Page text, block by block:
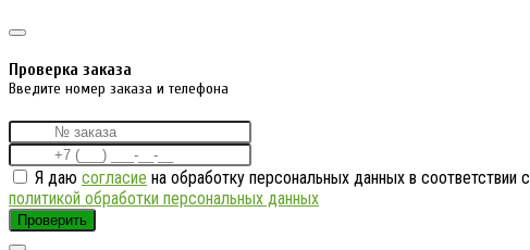
Проверка заказа
Введите номер заказа и телефона
Я даю согласие на обработку персональных данных в соответствии с
политикой обработки персональных данных
Проверить